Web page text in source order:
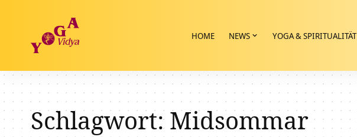
HOME NEWS YOGA & SPIRITUALITÄT
Schlagwort:Midsommar